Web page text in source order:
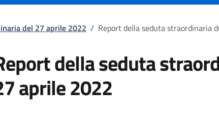
del 27 aprile 2022 / Report della seduta straordinaria
della seduta
aprile 2022